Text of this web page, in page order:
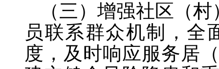
（三）增强社区（
员联系群众机制，全
度，及时响应服务居